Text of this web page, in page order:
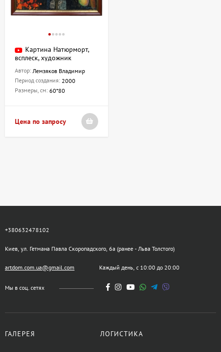
Картина Натюрморт,
всплеск, художник
Автор: Лемзяков Владимир
Период создания: 2000
Размеры, см: 60*80
Цена по запросу
+380632478102
Киев, ул. Гетмана Павла Скоропадского, 6а (ранее - Льва Толстого)
artdom.com.ua@gmail.com Каждый день, с 10:00 до 20:00
Мы в соц. сетях
ГАЛЕРЕЯ ЛОГИСТИКА